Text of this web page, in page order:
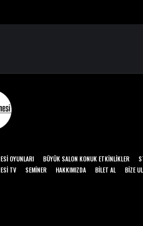
OYUNLARI BÜYÜK SALON KONUK ETKINLIKLER
TV
SEMINER HAKKIMIZDA BILET AL BIZE